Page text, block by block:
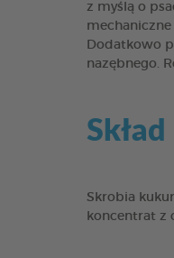
z myślą o
Dodatkowo
nazębnego.
Skład
Skrobia
koncentrat z